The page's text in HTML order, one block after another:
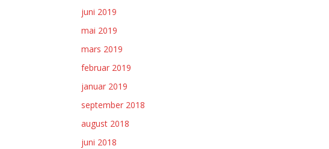
juni 2019
mai 2019
mars 2019
februar 2019
januar 2019
september 2018
august 2018
juni 2018